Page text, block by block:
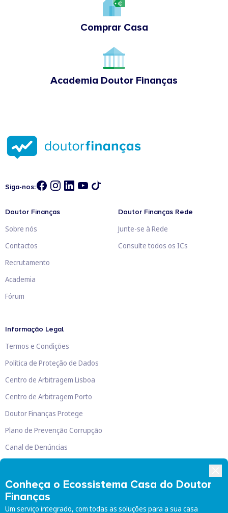
Comprar Casa
Academia Doutor Finanças
Conheça o Ecossistema Casa do Doutor
Finanças
Um serviço integrado, com todas as soluções para a sua casa
Siga-nos:
Doutor Finanças
Sobre nós
Contactos
Recrutamento
Academia
Fórum
Doutor Finanças Rede
Junte-se à Rede
Consulte todos os ICs
Informação Legal
Termos e Condições
Política de Proteção de Dados
Centro de Arbitragem Lisboa
Centro de Arbitragem Porto
Doutor Finanças Protege
Plano de Prevenção Corrupção
Canal de Denúncias